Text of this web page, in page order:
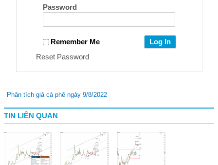
Password
Remember Me
Reset Password
Phân tích giá cà phê ngày 9/8/2022
TIN LIÊN QUAN